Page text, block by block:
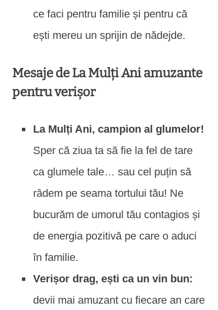
ce faci pentru familie și pentru că
ești mereu un sprijin de nădejde.
Mesaje de La Mulți Ani amuzante
pentru verișor
La Mulți Ani, campion al glumelor!
Sper că ziua ta să fie la fel de tare
ca glumele tale… sau cel puțin să
râdem pe seama tortului tău! Ne
bucurăm de umorul tău contagios și
de energia pozitivă pe care o aduci
în familie.
Verișor drag, ești ca un vin bun:
devii mai amuzant cu fiecare an care